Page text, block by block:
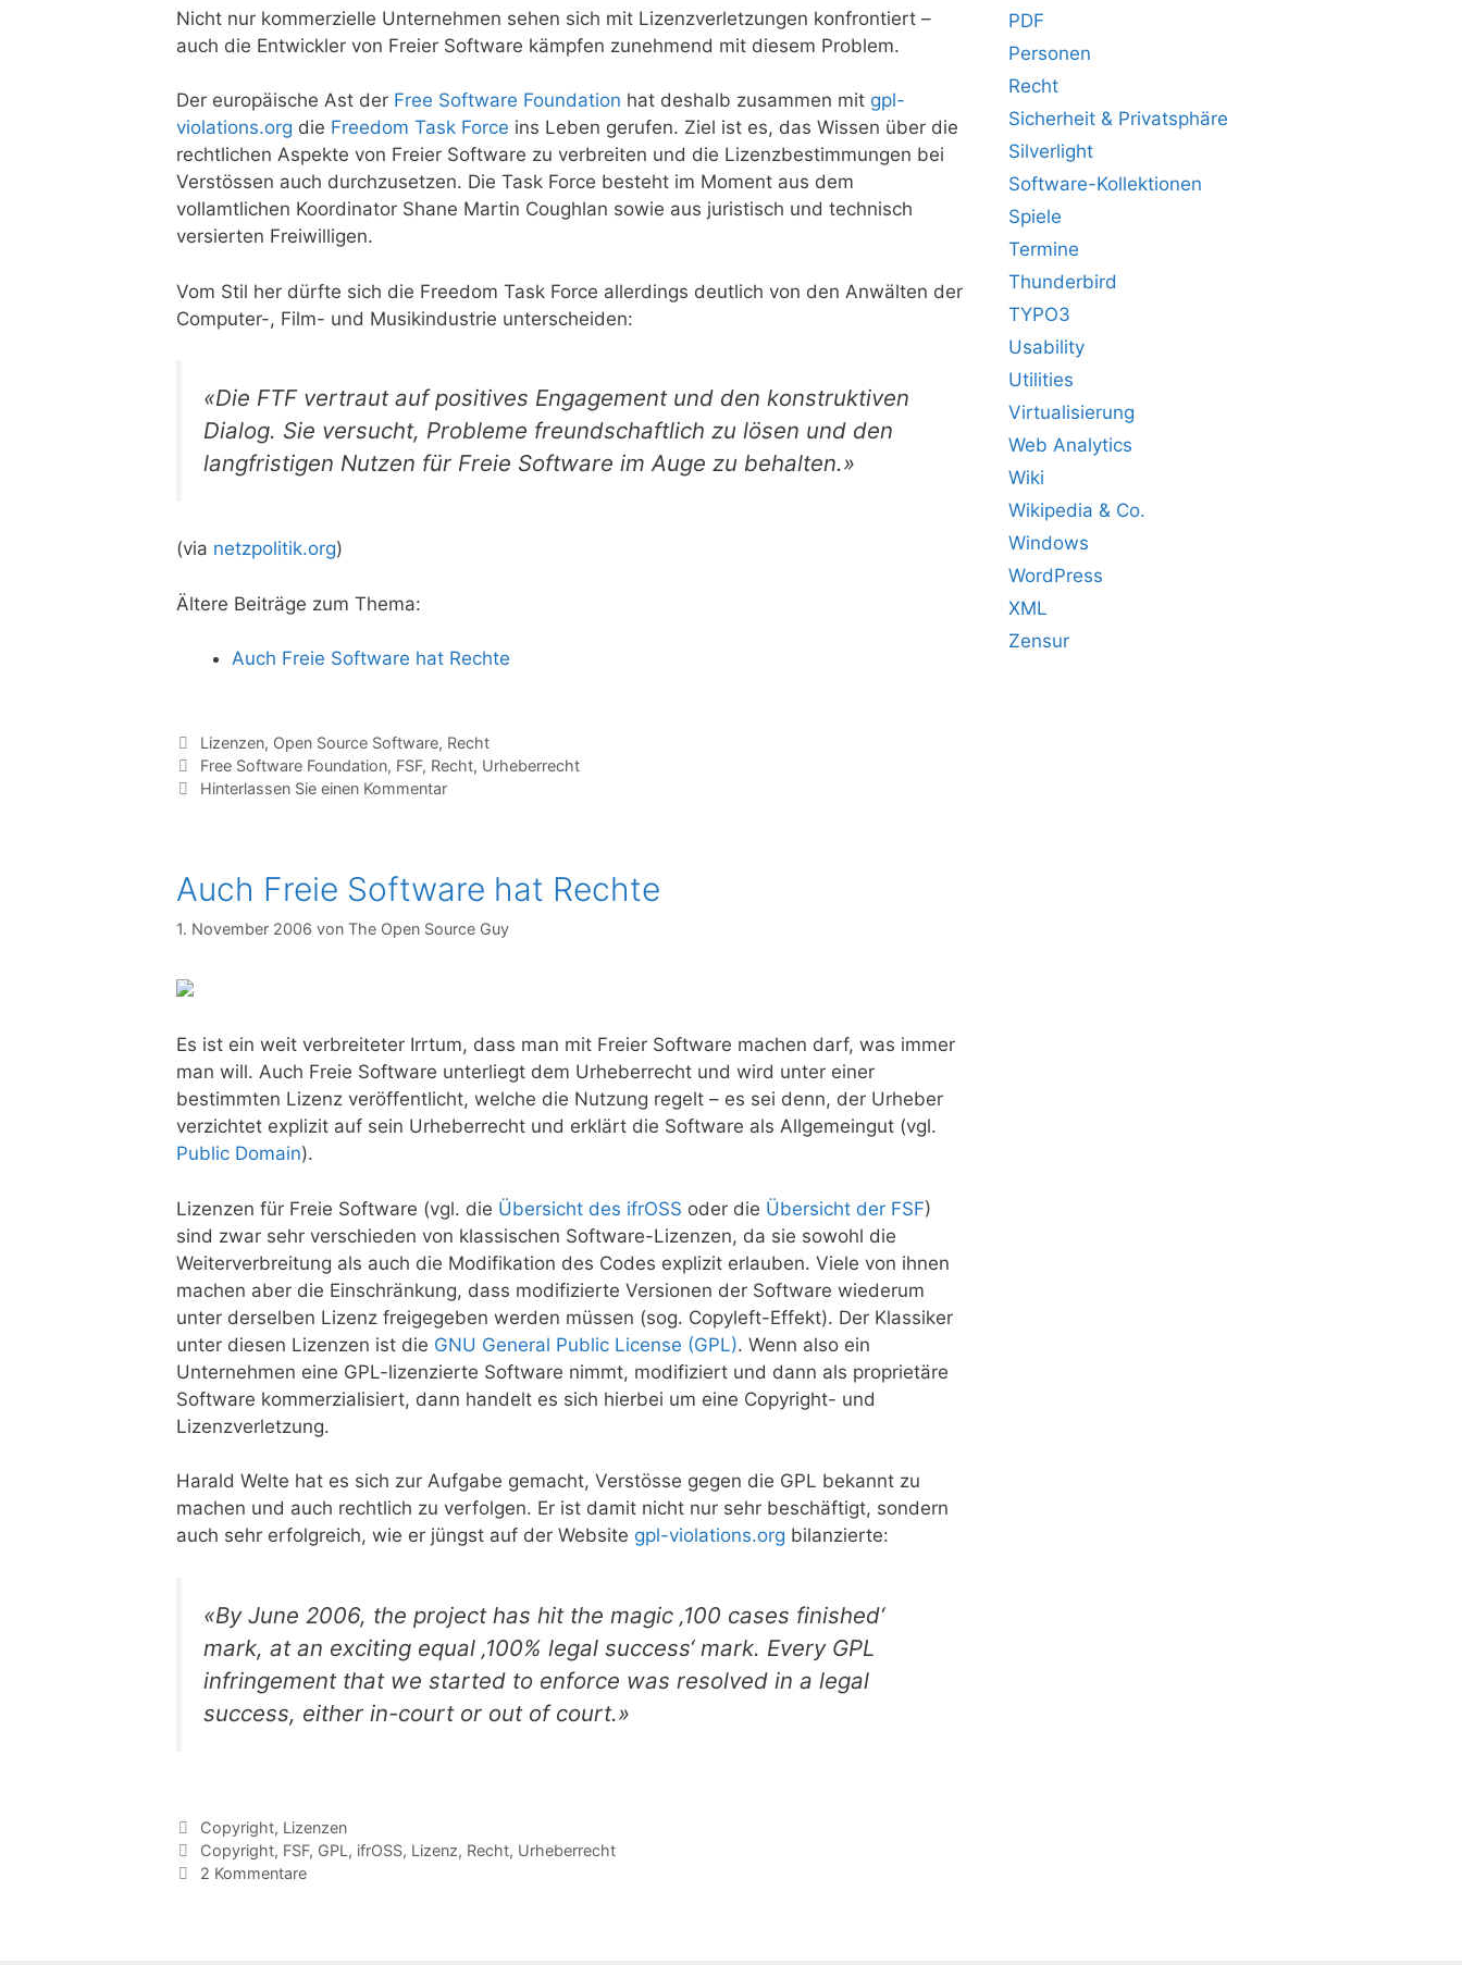
Nicht nur kommerzielle Unternehmen sehen sich mit Lizenzverletzungen konfrontiert –
auch die Entwickler von Freier Software kämpfen zunehmend mit diesem Problem.
Der europäische Ast der Free Software Foundation hat deshalb zusammen mit gpl-
violations.org die Freedom Task Force ins Leben gerufen. Ziel ist es, das Wissen über die
rechtlichen Aspekte von Freier Software zu verbreiten und die Lizenzbestimmungen bei
Verstössen auch durchzusetzen. Die Task Force besteht im Moment aus dem
vollamtlichen Koordinator Shane Martin Coughlan sowie aus juristisch und technisch
versierten Freiwilligen.
Vom Stil her dürfte sich die Freedom Task Force allerdings deutlich von den Anwälten der
Computer-, Film- und Musikindustrie unterscheiden:
«Die FTF vertraut auf positives Engagement und den konstruktiven
Dialog. Sie versucht, Probleme freundschaftlich zu lösen und den
langfristigen Nutzen für Freie Software im Auge zu behalten.»
(via netzpolitik.org)
Ältere Beiträge zum Thema:
Auch Freie Software hat Rechte
Kategorien
Lizenzen, Open Source Software, Recht
Tags
Free Software Foundation, FSF, Recht, Urheberrecht
Hinterlassen Sie einen Kommentar
Auch Freie Software hat Rechte
1. November 2006 von The Open Source Guy
Es ist ein weit verbreiteter Irrtum, dass man mit Freier Software machen darf, was immer
man will. Auch Freie Software unterliegt dem Urheberrecht und wird unter einer
bestimmten Lizenz veröffentlicht, welche die Nutzung regelt – es sei denn, der Urheber
verzichtet explizit auf sein Urheberrecht und erklärt die Software als Allgemeingut (vgl.
Public Domain).
Lizenzen für Freie Software (vgl. die Übersicht des ifrOSS oder die Übersicht der FSF)
sind zwar sehr verschieden von klassischen Software-Lizenzen, da sie sowohl die
Weiterverbreitung als auch die Modifikation des Codes explizit erlauben. Viele von ihnen
machen aber die Einschränkung, dass modifizierte Versionen der Software wiederum
unter derselben Lizenz freigegeben werden müssen (sog. Copyleft-Effekt). Der Klassiker
unter diesen Lizenzen ist die GNU General Public License (GPL). Wenn also ein
Unternehmen eine GPL-lizenzierte Software nimmt, modifiziert und dann als proprietäre
Software kommerzialisiert, dann handelt es sich hierbei um eine Copyright- und
Lizenzverletzung.
Harald Welte hat es sich zur Aufgabe gemacht, Verstösse gegen die GPL bekannt zu
machen und auch rechtlich zu verfolgen. Er ist damit nicht nur sehr beschäftigt, sondern
auch sehr erfolgreich, wie er jüngst auf der Website gpl-violations.org bilanzierte:
«By June 2006, the project has hit the magic ‚100 cases finished‘
mark, at an exciting equal ‚100% legal success‘ mark. Every GPL
infringement that we started to enforce was resolved in a legal
success, either in-court or out of court.»
Kategorien
Copyright, Lizenzen
Tags
Copyright, FSF, GPL , ifrOSS, Lizenz, Recht, Urheberrecht
2 Kommentare
PDF
Personen
Recht
Sicherheit & Privatsphäre
Silverlight
Software-Kollektionen
Spiele
Termine
Thunderbird
TYPO3
Usability
Utilities
Virtualisierung
Web Analytics
Wiki
Wikipedia & Co.
Windows
WordPress
XML
Zensur